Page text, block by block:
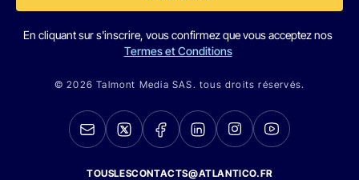
En cliquant sur s'inscrire, vous confirmez que vous acceptez nos
Termes et Conditions
© 2026 Talmont Media SAS. tous droits réservés.
TOUSLESCONTACTS@ATLANTICO.FR